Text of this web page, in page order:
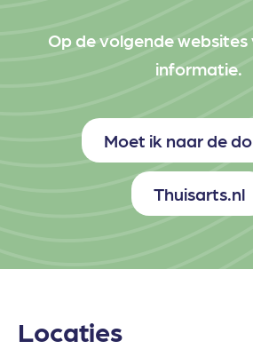
Op de volgende
informatie.
Moet ik naar de
Thuisarts.nl
Locaties